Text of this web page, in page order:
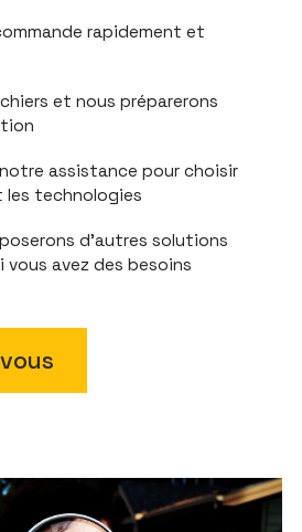
rapidement et
et nous préparerons
assistance pour choisir
technologies
d'autres solutions
vous avez des besoins